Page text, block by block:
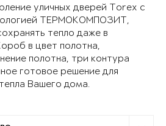
уличных дверей Torex с
ТЕРМОКОМПОЗИТ,
тепло даже в
в цвет полотна,
полотна, три контура
готовое решение для
Вашего дома.